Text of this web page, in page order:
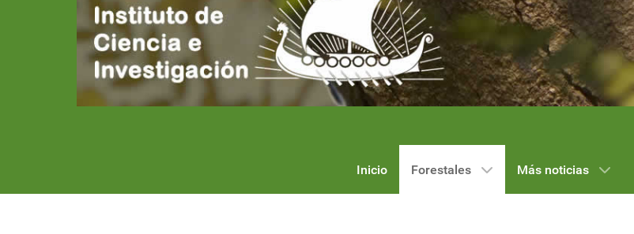
Inicio Forestales Más noticias